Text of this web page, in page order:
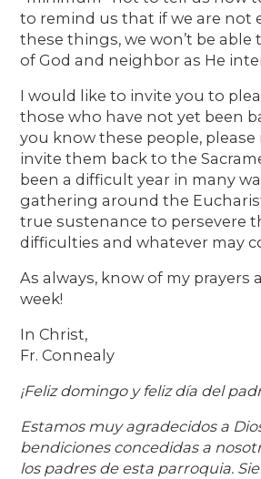
to remind us that if we are not
these things, we won’t be able
of God and neighbor as He
I would like to invite you to
those who have not yet been
you know these people, please
invite them back to the
been a difficult year in many
gathering around the
true sustenance to persevere
difficulties and whatever may
As always, know of my prayers
week!
In Christ,
Fr. Connealy
¡Feliz domingo y feliz día del
Estamos muy agradecidos a
bendiciones concedidas a
los padres de esta parroquia.